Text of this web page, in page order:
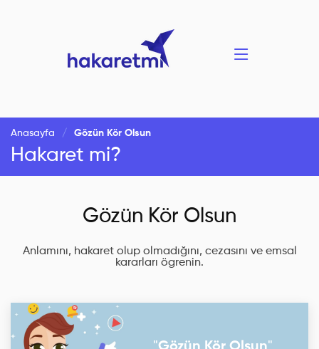
Anasayfa Gözün Kör Olsun
Hakaret mi?
Gözün Kör Olsun
Anlamını, hakaret olup olmadığını, cezasını ve emsal
kararları ögrenin.